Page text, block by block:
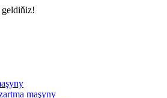
geldiňiz!
maşyny